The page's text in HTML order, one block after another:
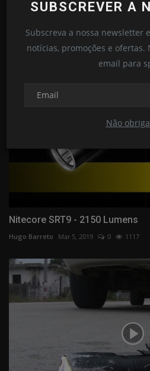
SUBSCREVER A
Subscreva a nossa newsletter
notícias, promoções e ofertas.
email para
Não
Loja das Lanternas Set 24, 2024 0
Nitecore SRT9 - 2150 Lumens
Hugo Barreto Mar 5, 2019 0 1117